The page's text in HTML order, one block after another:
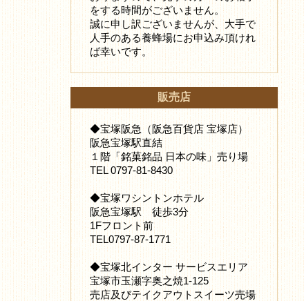
をする時間がございません。
誠に申し訳ございませんが、大手で
人手のある養蜂場にお申込み頂けれ
ば幸いです。
販売店
◆宝塚阪急（阪急百貨店 宝塚店）
阪急宝塚駅直結
１階「銘菓銘品 日本の味」売り場
TEL 0797-81-8430
◆宝塚ワシントンホテル
阪急宝塚駅 徒歩3分
1Fフロント前
TEL0797-87-1771
◆宝塚北インター サービスエリア
宝塚市玉瀬字奥之焼1-125
売店及びテイクアウトスイーツ売場